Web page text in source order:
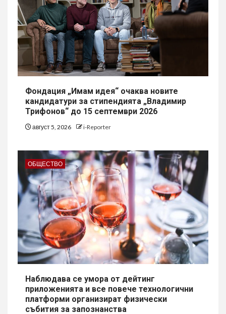
Фондация „Имам идея“ очаква новите
кандидатури за стипендията „Владимир
Трифонов“ до 15 септември 2026
август 5, 2026 i-Reporter
ОБЩЕСТВО
Наблюдава се умора от дейтинг
приложенията и все повече технологични
платформи организират физически
събития за запознанства